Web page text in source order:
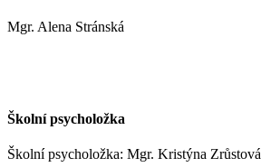
Mgr. Alena Stránská
Školní psycholožka
Školní psycholožka: Mgr. Kristýna Zrůstová